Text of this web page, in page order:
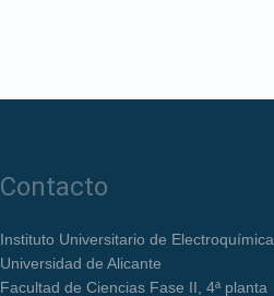
Contacto
Instituto Universitario de Electroquímica
Universidad de Alicante
Facultad de Ciencias Fase II, 4ª planta